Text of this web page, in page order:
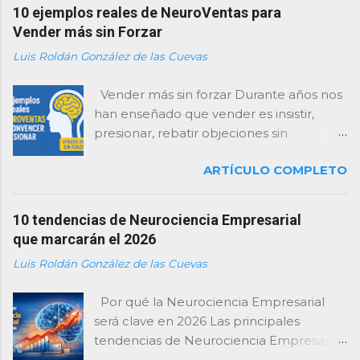
10 ejemplos reales de NeuroVentas para
Vender más sin Forzar
Luis Roldán González de las Cuevas
Vender más sin forzar Durante años nos
han enseñado que vender es insistir,
presionar, rebatir objeciones sin
consultor, te lo digo con total claridad:
esa forma de vender está agotada… y el
cerebro del cliente la rechaza . Hoy, las
empresas que mejor venden no son las
que presionan más, sino las que
entienden mejor cómo decide el
activar los mecanismos naturales de
decisión sin forzar, sin incomodar y sin
desgastar la relación . Y para que no se
ARTÍCULO COMPLETO
10 tendencias de Neurociencia Empresarial
que marcarán el 2026
Luis Roldán González de las Cuevas
Por qué la Neurociencia Empresarial
será clave en 2026 Las principales
tendencias de Neurociencia Empresarial